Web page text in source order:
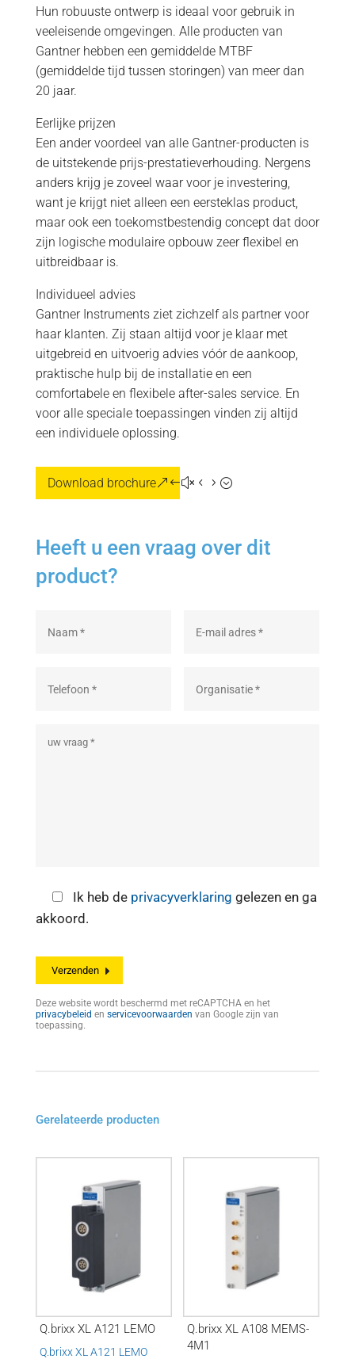
Hun robuuste ontwerp is ideaal voor gebruik in
veeleisende omgevingen. Alle producten van
Gantner hebben een gemiddelde MTBF
(gemiddelde tijd tussen storingen) van meer dan
20 jaar.
Eerlijke prijzen
Een ander voordeel van alle Gantner-producten is
de uitstekende prijs-prestatieverhouding. Nergens
anders krijg je zoveel waar voor je investering,
want je krijgt niet alleen een eersteklas product,
maar ook een toekomstbestendig concept dat door
zijn logische modulaire opbouw zeer flexibel en
uitbreidbaar is.
Individueel advies
Gantner Instruments ziet zichzelf als partner voor
haar klanten. Zij staan altijd voor je klaar met
uitgebreid en uitvoerig advies vóór de aankoop,
praktische hulp bij de installatie en een
comfortabele en flexibele after-sales service. En
voor alle speciale toepassingen vinden zij altijd
een individuele oplossing.
Download brochure
Heeft u een vraag over dit
product?
Ik heb de privacyverklaring gelezen en ga
akkoord.
Deze website wordt beschermd met reCAPTCHA en het
privacybeleid en servicevoorwaarden van Google zijn van
toepassing.
Gerelateerde producten
Q.brixx XL A121 LEMO
Q.brixx XL A121 LEMO
Q.brixx XL A108 MEMS-
4M1